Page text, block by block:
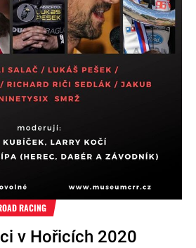
RACING
v Hořicích 2020